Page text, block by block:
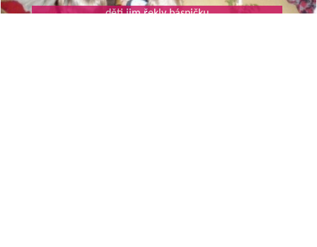
děti jim řekly básničku